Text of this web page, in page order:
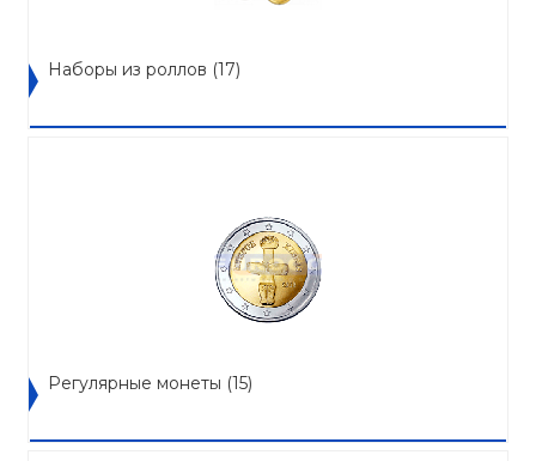
Наборы из роллов (17)
Регулярные монеты (15)